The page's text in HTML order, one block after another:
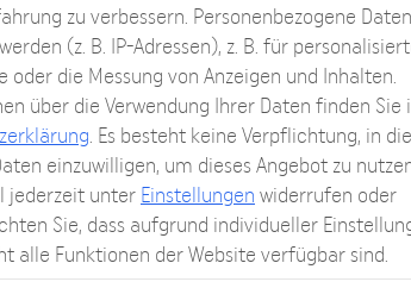
zu verbessern. Personenbezogene Daten
(z. B. IP-Adressen), z. B. für
oder die Messung von Anzeigen und Inhalten.
über die Verwendung Ihrer Daten finden Sie
Es besteht keine Verpflichtung, in die
einzuwilligen, um dieses Angebot zu
jederzeit unter Einstellungen widerrufen oder
Sie, dass aufgrund individueller
alle Funktionen der Website verfügbar sind.